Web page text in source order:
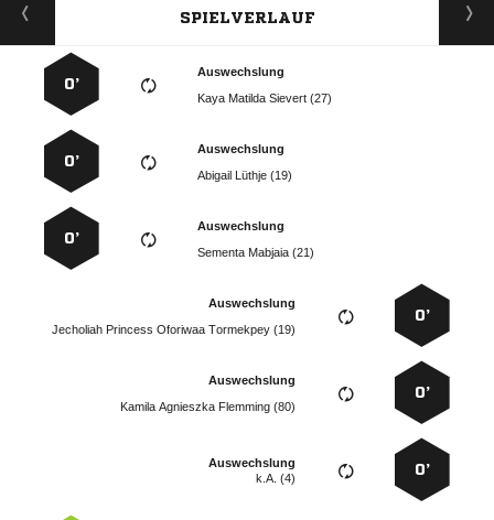
SPIELVERLAUF
Auswechslung
   
0’
Auswechslung
  
0’
Auswechslung
  
0’
0’
Auswechslung
    
0’
Auswechslung
   
0’
Auswechslung
k.A. (4)